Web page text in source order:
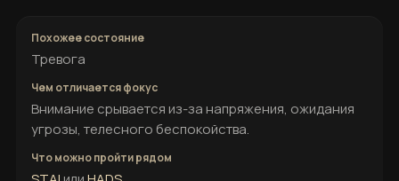
Тревога
Внимание срывается из-за напряжения, ожидания
угрозы, телесного беспокойства.